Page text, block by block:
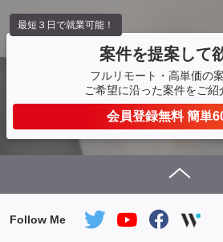
案件を提案して
フルリモート・高単価の案
ご希望に沿った案件をご紹
会員登録無料 簡単
最短３日で就業可能！
Follow Me